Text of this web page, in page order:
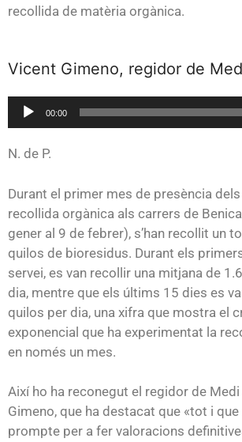
recollida de matèria orgànica.
Vicent Gimeno, regidor de
Reproductor
de
audio
00:00
N. de P.
Durant el primer mes de presència
recollida orgànica als carrers de
gener al 9 de febrer), s’han recollit un
quilos de bioresidus. Durant els
servei, es van recollir una mitjana de
dia, mentre que els últims 15 dies es
quilos per dia, una xifra que mostra el
exponencial que ha experimentat la
en només un mes.
Així ho ha reconegut el regidor de
Gimeno, que ha destacat que «tot i que
prompte per a fer valoracions